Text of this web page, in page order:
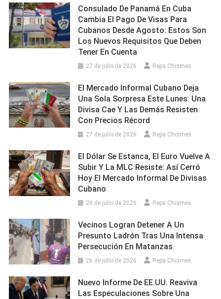
Consulado De Panamá En Cuba
Cambia El Pago De Visas Para
Cubanos Desde Agosto: Estos Son
Los Nuevos Requisitos Que Deben
Tener En Cuenta
27 de julio de 2026 Repa Chismes
El Mercado Informal Cubano Deja
Una Sola Sorpresa Este Lunes: Una
Divisa Cae Y Las Demás Resisten
Con Precios Récord
27 de julio de 2026 Repa Chismes
El Dólar Se Estanca, El Euro Vuelve A
Subir Y La MLC Resiste: Así Cerró
Hoy El Mercado Informal De Divisas
Cubano
26 de julio de 2026 Repa Chismes
Vecinos Logran Detener A Un
Presunto Ladrón Tras Una Intensa
Persecución En Matanzas
26 de julio de 2026 Repa Chismes
Nuevo Informe De EE.UU. Reaviva
Las Especulaciones Sobre Una